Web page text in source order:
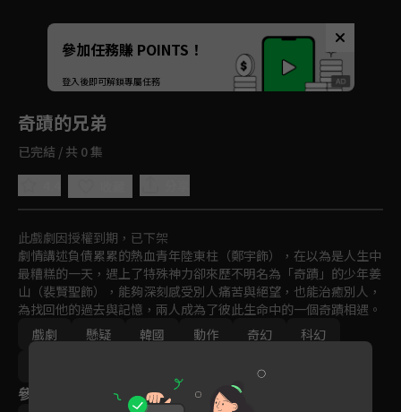
Unmute
如有不便請見諒
參加任務賺 POINTS！
登入後即可解鎖專屬任務
奇蹟的兄弟
已完結 / 共 0 集
此戲劇因授權到期，已下架
劇情講述負債累累的熱血青年陸東柱（鄭宇飾），在以為是人生中
最糟糕的一天，遇上了特殊神力卻來歷不明名為「奇蹟」的少年姜
山（裴賢聖飾），能夠深刻感受別人痛苦與絕望，也能治癒別人，
為找回他的過去與記憶，兩人成為了彼此生命中的一個奇蹟相遇。
戲劇
懸疑 韓國 動作 奇幻
科幻
2023
參與演員